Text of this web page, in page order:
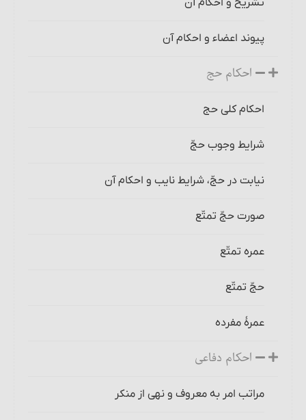
تشریح و احکام آن‏
پیوند اعضاء و احکام آن
احکام حج
احکام کلی حج
شرایط وجوب حجّ‏
نیابت در حجّ، شرایط نایب و احکام آن‏
صورت حجّ تمتّع‏
عمره تمتّع
حجّ تمتّع‏
عمرۀ مفرده
احکام دفاعی
مراتب امر به معروف و نهی از منکر